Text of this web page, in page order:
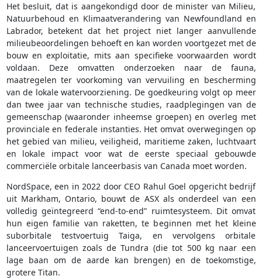
Het besluit, dat is aangekondigd door de minister van Milieu,
Natuurbehoud en Klimaatverandering van Newfoundland en
Labrador, betekent dat het project niet langer aanvullende
milieubeoordelingen behoeft en kan worden voortgezet met de
bouw en exploitatie, mits aan specifieke voorwaarden wordt
voldaan. Deze omvatten onderzoeken naar de fauna,
maatregelen ter voorkoming van vervuiling en bescherming
van de lokale watervoorziening. De goedkeuring volgt op meer
dan twee jaar van technische studies, raadplegingen van de
gemeenschap (waaronder inheemse groepen) en overleg met
provinciale en federale instanties. Het omvat overwegingen op
het gebied van milieu, veiligheid, maritieme zaken, luchtvaart
en lokale impact voor wat de eerste speciaal gebouwde
commerciële orbitale lanceerbasis van Canada moet worden.
NordSpace, een in 2022 door CEO Rahul Goel opgericht bedrijf
uit Markham, Ontario, bouwt de ASX als onderdeel van een
volledig geïntegreerd “end-to-end” ruimtesysteem. Dit omvat
hun eigen familie van raketten, te beginnen met het kleine
suborbitale testvoertuig Taiga, en vervolgens orbitale
lanceervoertuigen zoals de Tundra (die tot 500 kg naar een
lage baan om de aarde kan brengen) en de toekomstige,
grotere Titan.